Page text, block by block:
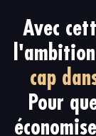
Avec
cap
Pour